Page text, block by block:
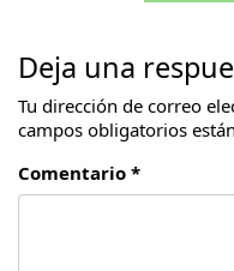
Deja una
Tu dirección de correo
campos obligatorios
Comentario *